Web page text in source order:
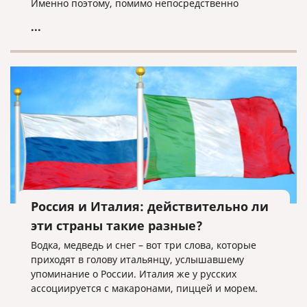
Именно поэтому, помимо непосредственно
который дорожит своей репутацией, должен быть
...
Россия и Италия: действительно ли
эти страны такие разные?
Водка, медведь и снег – вот три слова, которые
приходят в голову итальянцу, услышавшему
упоминание о России. Италия же у русских
ассоциируется с макаронами, пиццей и морем.